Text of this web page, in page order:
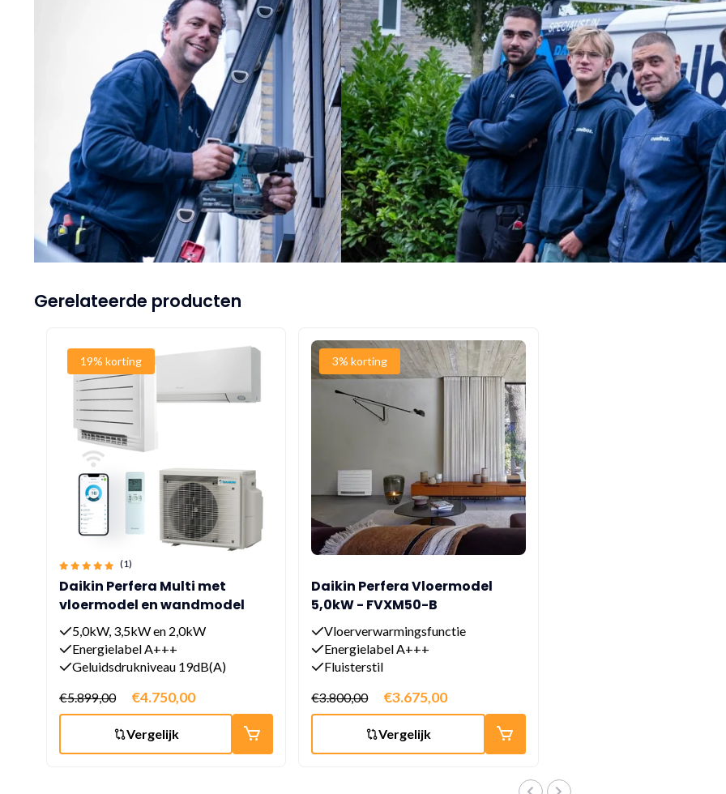
Gerelateerde producten
19% korting
(1)
Daikin Perfera Multi met
vloermodel en wandmodel
5,0kW, 3,5kW en 2,0kW
Energielabel A+++
Geluidsdrukniveau 19dB(A)
€5.899,00
€4.750,00
Vergelijk
3% korting
Daikin Perfera Vloermodel
5,0kW - FVXM50-B
Vloerverwarmingsfunctie
Energielabel A+++
Fluisterstil
€3.800,00
€3.675,00
Vergelijk